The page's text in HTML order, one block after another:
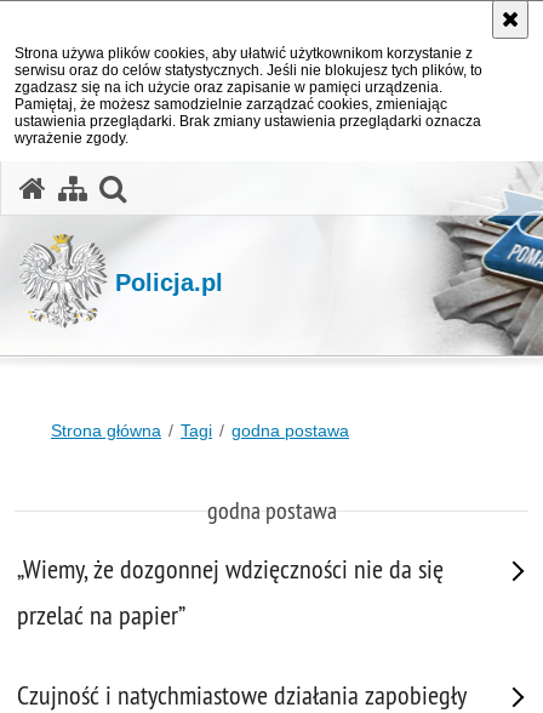
Strona używa plików cookies, aby ułatwić użytkownikom korzystanie z
serwisu oraz do celów statystycznych. Jeśli nie blokujesz tych plików, to
zgadzasz się na ich użycie oraz zapisanie w pamięci urządzenia.
Pamiętaj, że możesz samodzielnie zarządzać cookies, zmieniając
ustawienia przeglądarki. Brak zmiany ustawienia przeglądarki oznacza
wyrażenie zgody.
Policja.pl
Strona główna Tagi godna postawa
godna postawa
„Wiemy, że dozgonnej wdzięczności nie da się
przelać na papier”
Czujność i natychmiastowe działania zapobiegły